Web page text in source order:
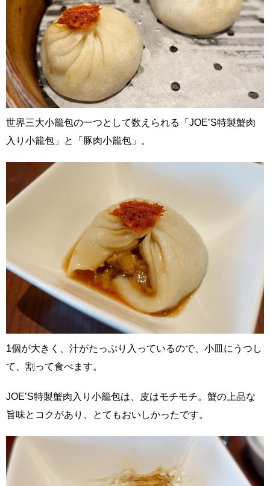
世界三大小籠包の一つとして数えられる「JOE’S特製蟹肉
入り小籠包」と「豚肉小籠包」。
1個が大きく、汁がたっぷり入っているので、小皿にうつし
て、割って食べます。
JOE’S特製蟹肉入り小籠包は、皮はモチモチ。蟹の上品な
旨味とコクがあり、とてもおいしかったです。